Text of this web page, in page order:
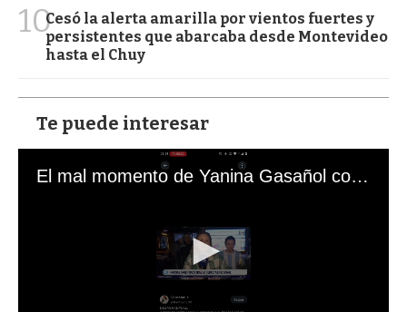
10Cesó la alerta amarilla por vientos fuertes y
persistentes que abarcaba desde Montevideo
hasta el Chuy
Te puede interesar
El mal momento de Yanina Gasañol con un hincha argentino en "Subrayado"